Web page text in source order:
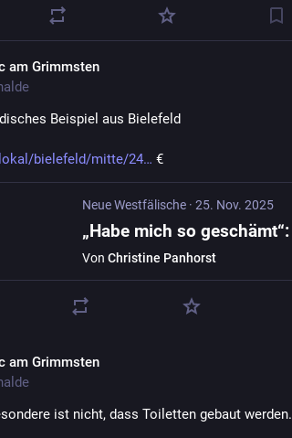
am Grimmsten
Beispiel aus Bielefeld
bielefeld/mitte/24 €
Neue Westfälische · 25. Nov. 2025
Von Christine Panhorst
am Grimmsten
ist nicht, dass Toiletten gebaut werden.